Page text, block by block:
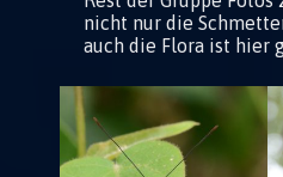
nicht nur die
auch die Flora ist hier